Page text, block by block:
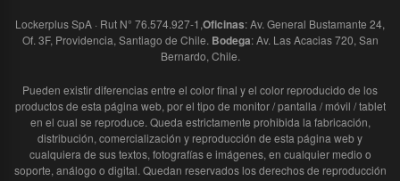
Lockerplus SpA · Rut N° 76.574.927-1,Oficinas: Av. General Bustamante 24,
Of. 3F, Providencia, Santiago de Chile. Bodega: Av. Las Acacias 720, San
Bernardo, Chile.
Pueden existir diferencias entre el color final y el color reproducido de los
productos de esta página web, por el tipo de monitor / pantalla / móvil / tablet
en el cual se reproduce. Queda estrictamente prohibida la fabricación,
distribución, comercialización y reproducción de esta página web y
cualquiera de sus textos, fotografías e imágenes, en cualquier medio o
soporte, análogo o digital. Quedan reservados los derechos de reproducción